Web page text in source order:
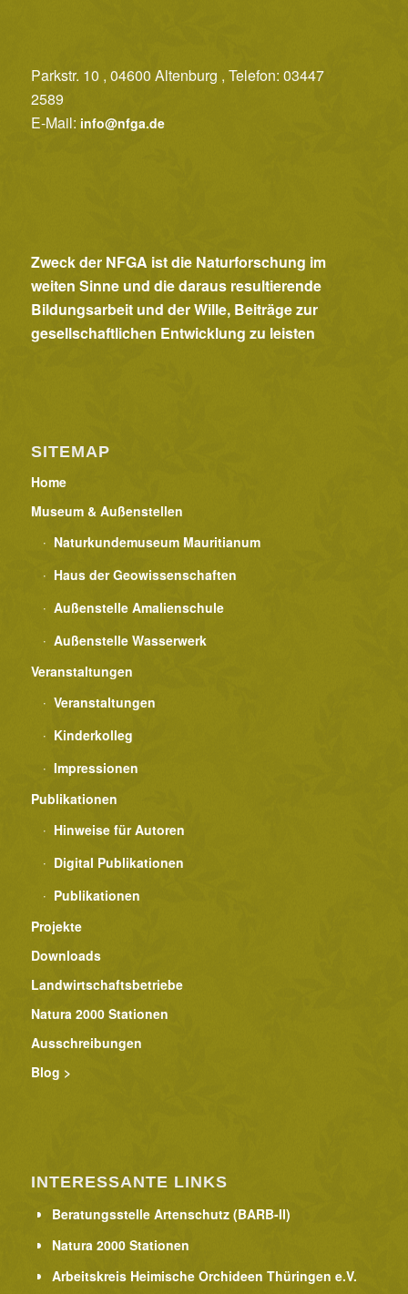
Parkstr. 10 , 04600 Altenburg , Telefon: 03447
2589
E-Mail: info@nfga.de
Zweck der NFGA ist die Naturforschung im
weiten Sinne und die daraus resultierende
Bildungsarbeit und der Wille, Beiträge zur
gesellschaftlichen Entwicklung zu leisten
SITEMAP
Home
Museum & Außenstellen
Naturkundemuseum Mauritianum
Haus der Geowissenschaften
Außenstelle Amalienschule
Außenstelle Wasserwerk
Veranstaltungen
Veranstaltungen
Kinderkolleg
Impressionen
Publikationen
Hinweise für Autoren
Digital Publikationen
Publikationen
Projekte
Downloads
Landwirtschaftsbetriebe
Natura 2000 Stationen
Ausschreibungen
Blog >
INTERESSANTE LINKS
Beratungsstelle Artenschutz (BARB-II)
Natura 2000 Stationen
Arbeitskreis Heimische Orchideen Thüringen e.V.